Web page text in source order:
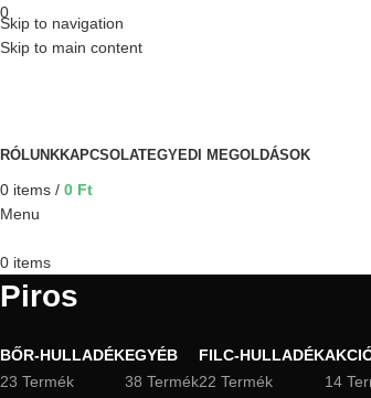
Skip to navigation
Skip to main content
0
RÓLUNKKAPCSOLATEGYEDI MEGOLDÁSOK
0 items / 0 Ft
Menu
0 items
Piros
BŐR-HULLADÉK
23 Termék
EGYÉB
38 Termék
FILC-HULLADÉK
22 Termék
14